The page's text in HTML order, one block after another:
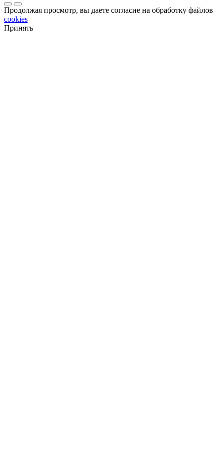
Продолжая просмотр, вы даете согласие на обработку файлов
cookies
Принять